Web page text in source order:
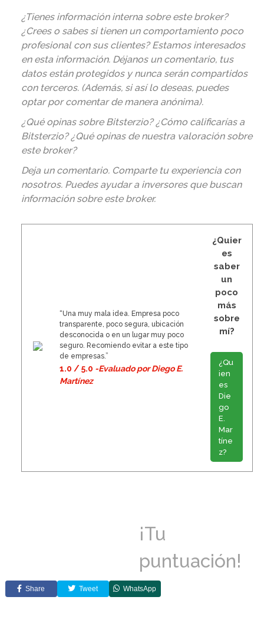
¿Tienes información interna sobre este broker?
¿Crees o sabes si tienen un comportamiento poco
profesional con sus clientes? Estamos interesados
en esta información. Déjanos un comentario, tus
datos están protegidos y nunca serán compartidos
con terceros. (Además, si así lo deseas, puedes
optar por comentar de manera anónima).
¿Qué opinas sobre Bitsterzio? ¿Cómo calificarías a
Bitsterzio? ¿Qué opinas de nuestra valoración sobre
este broker?
Deja un comentario. Comparte tu experiencia con
nosotros. Puedes ayudar a inversores que buscan
información sobre este broker.
“Una muy mala idea. Empresa poco
transparente, poco segura, ubicación
desconocida o en un lugar muy poco
seguro. Recomiendo evitar a este tipo
de empresas.”
1.0 / 5.0 -Evaluado por Diego E.
Martínez
¿Quier
es
saber
un
poco
más
sobre
mí?
¿Qu
ien
es
Die
go
E.
Mar
tíne
z?
¡Tu
puntuación!
Share Tweet WhatsApp